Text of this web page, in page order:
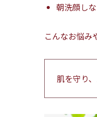
朝洗顔し
こんなお悩み
肌を守り